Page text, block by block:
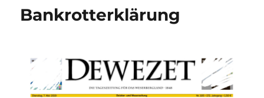
Bankrotterklärung